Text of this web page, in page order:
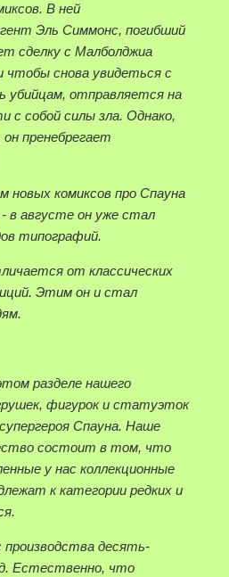
В ней
Эль Симмонс, погибший
сделку с Малболджиа
чтобы снова увидеться с
убийцам, отправляется на
с собой силы зла. Однако,
пренебрегает
новых комиксов про Спауна
в августе он уже стал
типографий.
от классических
Этим он и стал
разделе нашего
фигурок и статуэток
Спауна. Наше
состоит в том, что
у нас коллекционные
к категории редких и
десять-
Естественно, что